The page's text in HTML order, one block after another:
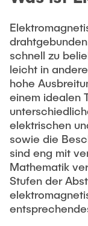
Newsroom
Press Release
Flyers and
University
Events
Merchandise-
Working at TU
Job
Faculty
New@tuhh
Around student
study
AI in Education
After
Alumni
Career Center
Graduate
Research
Early Career
Good
Future
Team
Process
Study programs
Research and
Technology
News
Study programs
Research and
Management
Study Programs
Research and
Intercultural Hub
International
Partnerships
Study
How to
Strategy
ECIU University
Contacts &
schnell zu
leicht in
hohe
einem idealen
elektrischen
sowie die
sind eng mit
Mathematik
Stufen der